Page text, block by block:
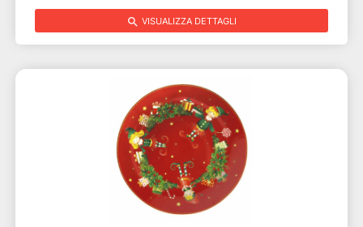
search VISUALIZZA DETTAGLI